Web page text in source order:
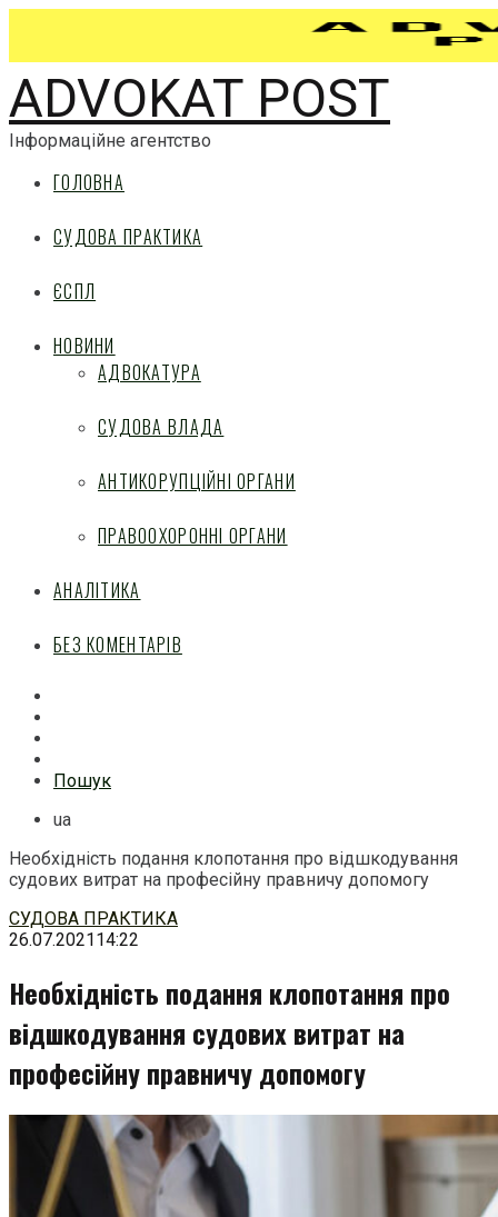
ADVOKAT POST
Інформаційне агентство
ГОЛОВНА
СУДОВА ПРАКТИКА
ЄСПЛ
НОВИНИ
АДВОКАТУРА
СУДОВА ВЛАДА
АНТИКОРУПЦІЙНІ ОРГАНИ
ПРАВООХОРОННІ ОРГАНИ
АНАЛІТИКА
БЕЗ КОМЕНТАРІВ
Пошук
ua
Необхідність подання клопотання про відшкодування
судових витрат на професійну правничу допомогу
Перейти
до
СУДОВА ПРАКТИКА
26.07.202114:22
Необхідність подання клопотання про
відшкодування судових витрат на
професійну правничу допомогу